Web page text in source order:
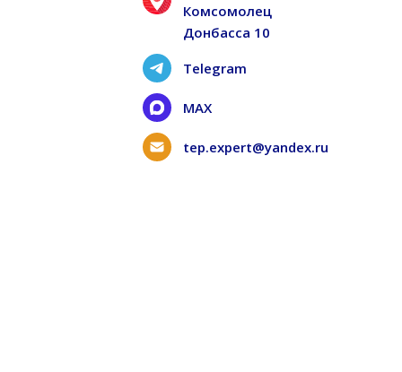
Комсомолец
Донбасса 10
Telegram
MAX
tep.expert@yandex.ru